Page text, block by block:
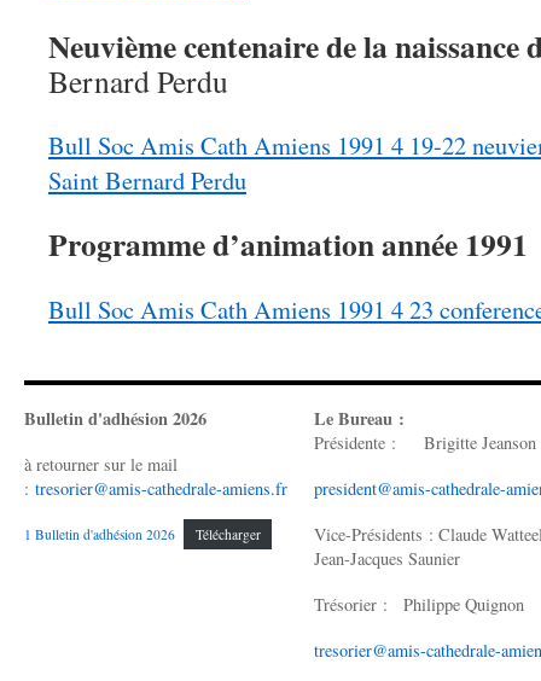
Neuvième centenaire de la naissance
Bernard Perdu
Bull Soc Amis Cath Amiens 1991 4 19-22
Saint Bernard Perdu
Programme d’animation année 1991
Bull Soc Amis Cath Amiens 1991 4 23
Bulletin d'adhésion 2026
à retourner sur le mail
: tresorier@amis-cathedrale-amiens.fr
1 Bulletin d'adhésion 2026 Télécharger
Le Bureau :
Présidente : Brigitte Jeanson
president@amis-cathedrale-
Vice-Présidents : Claude
Jean-Jacques Saunier
Trésorier : Philippe Quignon
tresorier@amis-cathedrale-